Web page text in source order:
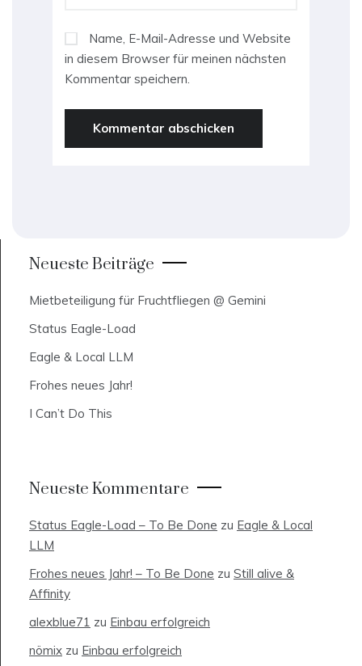
Name, E-Mail-Adresse und Website
in diesem Browser für meinen nächsten
Kommentar speichern.
Neueste Beiträge
Mietbeteiligung für Fruchtfliegen @ Gemini
Status Eagle-Load
Eagle & Local LLM
Frohes neues Jahr!
I Can’t Do This
Neueste Kommentare
Status Eagle-Load – To Be Done zu Eagle & Local
LLM
Frohes neues Jahr! – To Be Done zu Still alive &
Affinity
alexblue71 zu Einbau erfolgreich
nömix zu Einbau erfolgreich